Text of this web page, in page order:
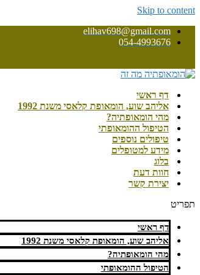
Skip to content
elihav698@gmail.com
054-4993676
דף ראשי
אליהב שוע, הומאופת קלאסי משנת 1992
מהי הומאופתיה?
הטיפול ההומאופתי
טיפולים נוספים
מידע למטופלים
בלוג
חוות דעת
יצירת קשר
תפריט
דף ראשי
אליהב שוע, הומאופת קלאסי משנת 1992
מהי הומאופתיה?
הטיפול ההומאופתי